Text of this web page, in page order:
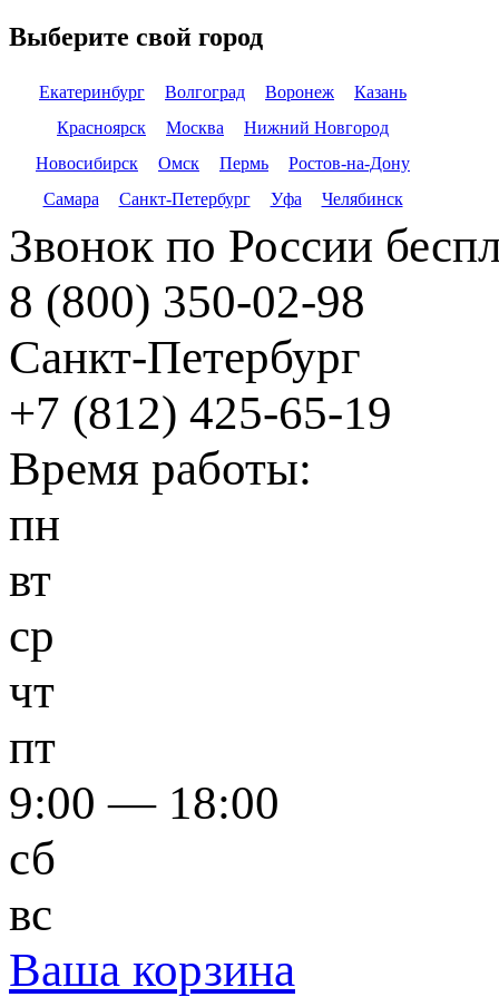
Выберите свой город
Екатеринбург Волгоград Воронеж
Казань
Красноярск
Москва
Нижний Новгород
Новосибирск
Омск Пермь
Ростов-на-Дону
Самара
Санкт-Петербург Уфа Челябинск
Звонок по России
8 (800) 350-02-98
Санкт-Петербург
+7 (812) 425-65-19
Время работы:
пн
вт
ср
чт
пт
9:00 — 18:00
сб
вс
Ваша корзина